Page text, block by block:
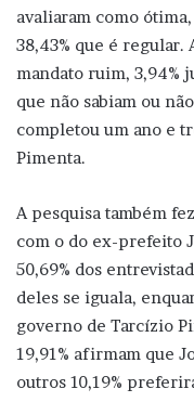
avaliaram como
38,43% que é regular.
mandato ruim, 3,94%
que não sabiam ou
completou um ano e
Pimenta.
A pesquisa também
com o do ex-prefeito
50,69% dos
deles se iguala,
governo de Tarcízio
19,91% afirmam que
outros 10,19%